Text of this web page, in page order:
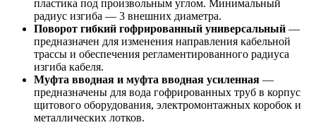
пластика под произвольным углом. Минимальный
радиус изгиба — 3 внешних диаметра.
Поворот гибкий гофрированный универсальный —
предназначен для изменения направления кабельной
трассы и обеспечения регламентированного радиуса
изгиба кабеля.
Муфта вводная и муфта вводная усиленная —
предназначены для вода гофрированных труб в корпус
щитового оборудования, электромонтажных коробок и
металлических лотков.